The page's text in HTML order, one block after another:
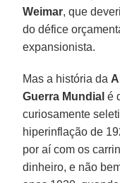
Weimar, que
do défice
expansionista.
Mas a história da
Guerra Mundial é
curiosamente
hiperinflação de
por aí com os
dinheiro, e não